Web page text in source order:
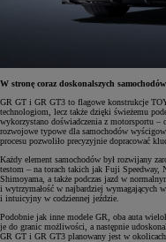
W stronę coraz doskonalszych samochodów
GR GT i GR GT3 to flagowe konstrukcje
technologiom, lecz także dzięki świeżemu
wykorzystano doświadczenia z motorsportu –
rozwojowe typowe dla samochodów
procesu pozwoliło precyzyjnie dopracować
Każdy element samochodów był rozwijany
testom – na torach takich jak Fuji Speedway,
Shimoyama, a także podczas jazd w
i wytrzymałość w najbardziej wymagających
i intuicyjny w codziennej jeździe.
Podobnie jak inne modele GR, oba auta
je do granic możliwości, a następnie
GR GT i GR GT3 planowany jest w okolicach